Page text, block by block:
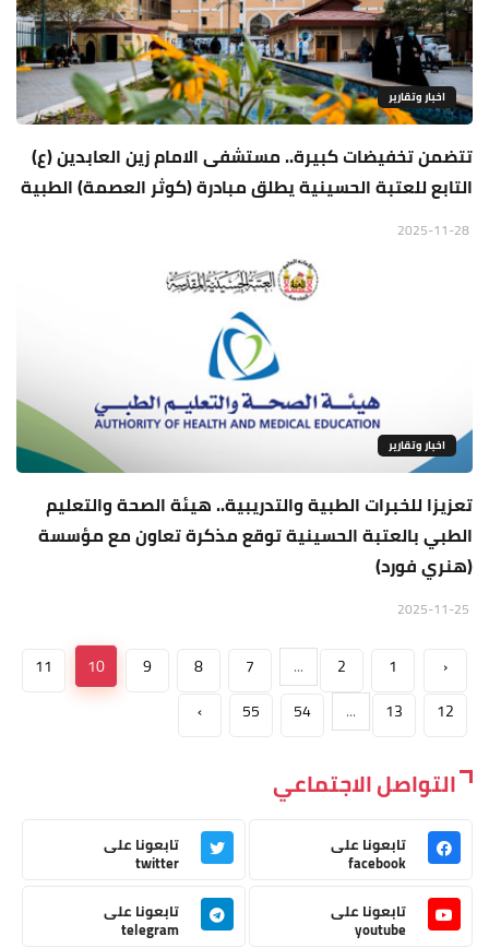
اخبار وتقارير
تتضمن تخفيضات كبيرة.. مستشفى الامام زين العابدين (ع)
التابع للعتبة الحسينية يطلق مبادرة (كوثر العصمة) الطبية
اخبار وتقارير
تعزيزا للخبرات الطبية والتدريبية.. هيئة الصحة والتعليم
الطبي بالعتبة الحسينية توقع مذكرة تعاون مع مؤسسة
(هنري فورد)
‹
1
2
...
7
8
9
10
11
12
13
...
54
55
›
التواصل الاجتماعي
تابعونا على
facebook
تابعونا على
twitter
تابعونا على
youtube
تابعونا على
telegram